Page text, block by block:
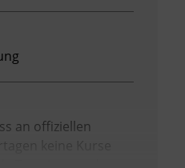
an offiziellen
keine Kurse